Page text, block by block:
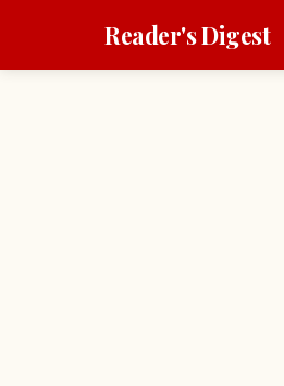
Reader's Digest